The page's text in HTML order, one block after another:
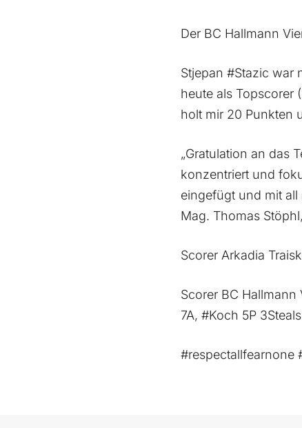
Der BC Hallmann
Stjepan #Stazic war
heute als Topscorer
holt mir 20 Punkten
„Gratulation an das
konzentriert und
eingefügt und mit all
Mag. Thomas
Scorer Arkadia
Scorer BC Hallmann
7A, #Koch 5P
#respectallfearnone